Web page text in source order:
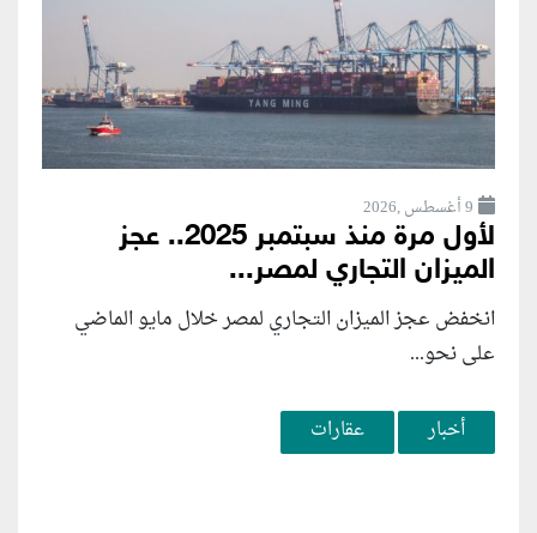
9 أغسطس ,2026
لأول مرة منذ سبتمبر 2025.. عجز
الميزان التجاري لمصر...
انخفض عجز الميزان التجاري لمصر خلال مايو الماضي
على نحو...
أخبار عقارات